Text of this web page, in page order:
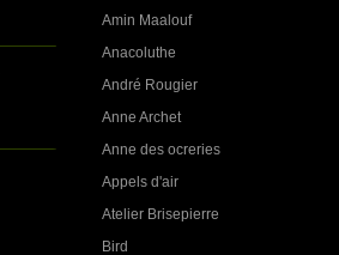
Amin Maalouf
Anacoluthe
André Rougier
Anne Archet
Anne des ocreries
Appels d'air
Atelier Brisepierre
Bird